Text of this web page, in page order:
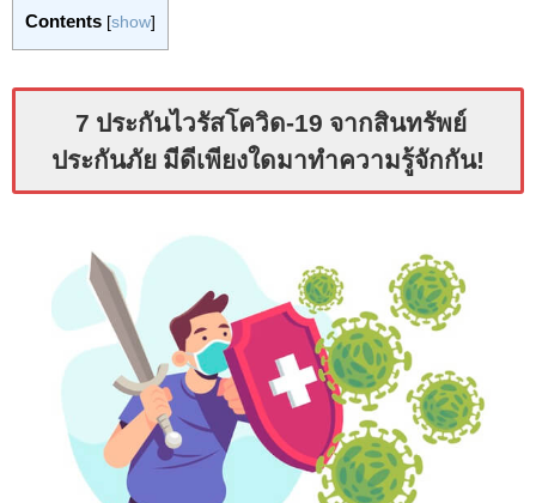
Contents [show]
7 ประกันไวรัสโควิด-19 จากสินทรัพย์
ประกันภัย มีดีเพียงใดมาทำความรู้จักกัน!